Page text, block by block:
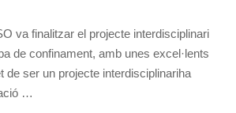
va finalitzar el projecte interdisciplinari
de confinament, amb unes excel·lents
de ser un projecte interdisciplinariha
…